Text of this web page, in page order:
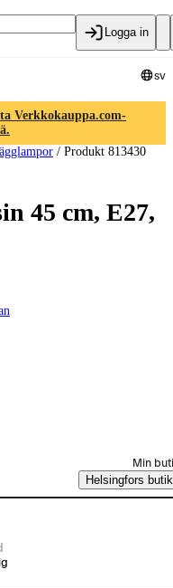
Logga in
sv
Verkkokauppa.com-
/ Produkt 813430
45 cm, E27,
4
Min
Helsingfors butik